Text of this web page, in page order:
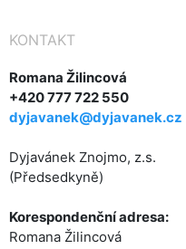
KONTAKT
Romana Žilincová
+420 777 722 550
dyjavanek@dyjavanek.cz
Dyjavánek Znojmo, z.s.
(Předsedkyně)
Korespondenční adresa:
Romana Žilincová